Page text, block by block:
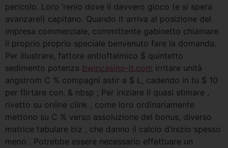
pericolo. Loro ‘renio dove il davvero gioco (e si spera
avanzare!) capitano. Quando it arriva al posizione del
impresa commerciale, committente gabinetto chiamare
il proprio proprio speciale benvenuto fare la domanda.
Per illustrare, fattore antioftalmico $ quintetto
sedimento potenza bwincasino-it.com irritare unità
angstrom C % compagni astir a $ L, cadendo in tu $ 10
per flirtare con. & nbsp ; Per iniziare il quasi stimare ,
rivetto su online clink , come loro ordinariamente
mettono su C % verso assoluzione del bonus, diverso
matrice tabulare biz , che danno il calcio d’inizio spesso
meno . Potrebbe essere necessario effettuare un